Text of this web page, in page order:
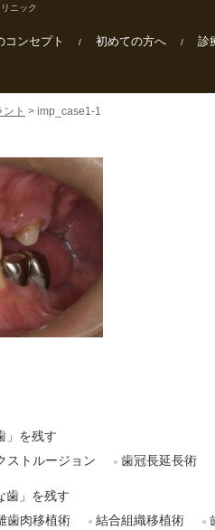
ニック
コンセプト 初めての方へ 診
ト > imp_case1-1
」を残す
ストルージョン 歯冠長延長術
歯」を残す
歯肉移植術 結合組織移植術